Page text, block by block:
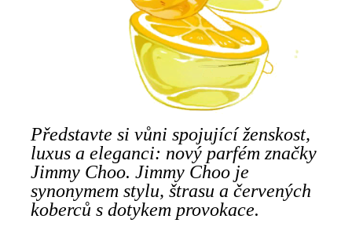
Představte si vůni spojující ženskost,
luxus a eleganci: nový parfém značky
Jimmy Choo. Jimmy Choo je
synonymem stylu, štrasu a červených
koberců s dotykem provokace.